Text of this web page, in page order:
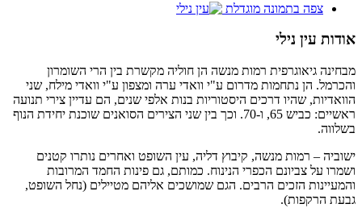
צפה בתמונה מוגדלת
אודות עין נילי
מבחינה גיאוגרפית רמות מנשה הן חוליה מקשרת בין הרי השומרון
והכרמל. הן נתחמות מדרום ע"י וואדי ערה ומצפון ע"י וואדי מילח, שני
הוואדיות, שהיו דרכים היסטוריות בנות אלפי שנים, הם עדיין צירי תנועה
ראשיים: כביש 65, ו-70. וכך בין שני הצירים הסואנים שוכנת יחידת הנוף
בשלווה.
ישוביה – רמות מנשה, קיבוץ דליה, עין השופט ואחרים נותרו קטנים
ושמרו על צביונם הכפרי הנינוח. כמותם, גם פינות החמד המרובות
והמעיינות הזכים הרבים. הגם שמושכים אליהם מטיילים (נחל השופט,
גבעת הרקפות).